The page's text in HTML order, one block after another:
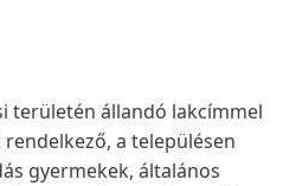
területén állandó lakcímmel
a településen
gyermekek, általános